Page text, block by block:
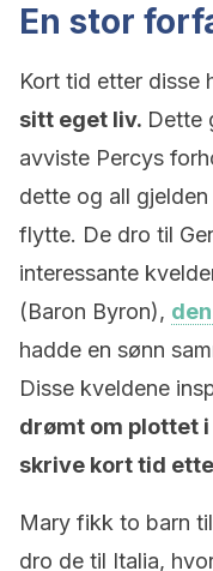
En stor
Kort tid etter disse
sitt eget liv. Dette
avviste Percys
dette og all
flytte. De dro til
interessante
(Baron Byron),
hadde en sønn
Disse kveldene
drømt om plottet i
skrive kort tid
Mary fikk to barn
dro de til Italia,